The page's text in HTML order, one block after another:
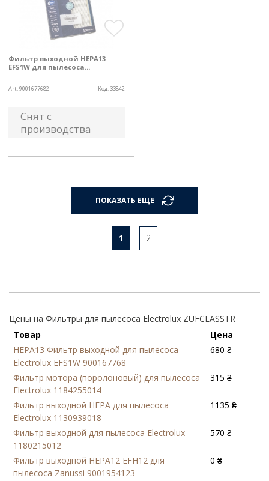
Фильтр выходной HEPA13
EFS1W для пылесоса...
Art:9001677682 Код: 33842
Снят с
производства
ПОКАЗАТЬ ЕЩЕ
1 2
Цены на Фильтры для пылесоса Electrolux ZUFCLASSTR
Товар
Цена
HEPA13 Фильтр выходной для пылесоса
Electrolux EFS1W 900167768
680 ₴
Фильтр мотора (поролоновый) для пылесоса
Electrolux 1184255014
315 ₴
Фильтр выходной HEPA для пылесоса
Electrolux 1130939018
1135 ₴
Фильтр выходной для пылесоса Electrolux
1180215012
570 ₴
Фильтр выходной HEPA12 EFH12 для
пылесоса Zanussi 9001954123
0 ₴